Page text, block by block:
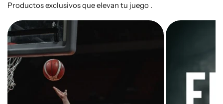
Productos exclusivos que elevan tu juego .